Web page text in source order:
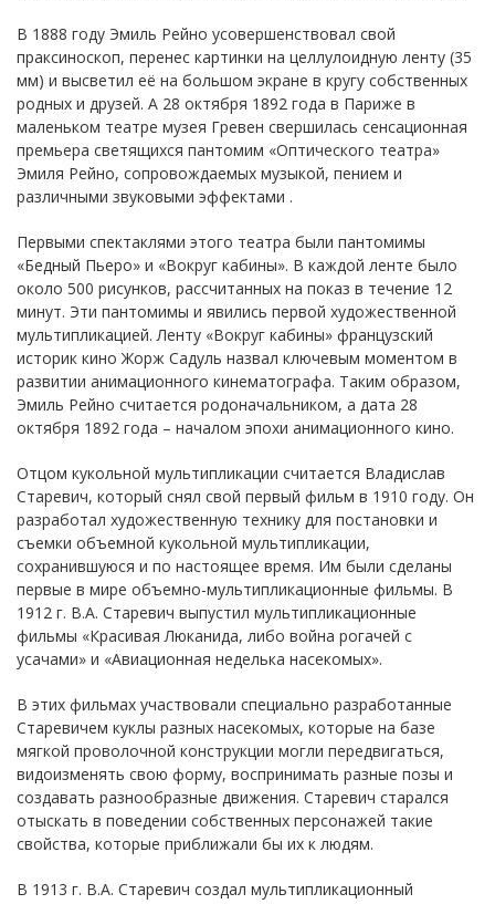
В 1888 году Эмиль Рейно усовершенствовал свой
праксиноскоп, перенес картинки на целлулоидную ленту (35
мм) и высветил её на большом экране в кругу собственных
родных и друзей. А 28 октября 1892 года в Париже в
маленьком театре музея Гревен свершилась сенсационная
премьера светящихся пантомим «Оптического театра»
Эмиля Рейно, сопровождаемых музыкой, пением и
различными звуковыми эффектами .
Первыми спектаклями этого театра были пантомимы
«Бедный Пьеро» и «Вокруг кабины». В каждой ленте было
около 500 рисунков, рассчитанных на показ в течение 12
минут. Эти пантомимы и явились первой художественной
мультипликацией. Ленту «Вокруг кабины» французский
историк кино Жорж Садуль назвал ключевым моментом в
развитии анимационного кинематографа. Таким образом,
Эмиль Рейно считается родоначальником, а дата 28
октября 1892 года – началом эпохи анимационного кино.
Отцом кукольной мультипликации считается Владислав
Старевич, который снял свой первый фильм в 1910 году. Он
разработал художественную технику для постановки и
съемки объемной кукольной мультипликации,
сохранившуюся и по настоящее время. Им были сделаны
первые в мире объемно-мультипликационные фильмы. В
1912 г. В.А. Старевич выпустил мультипликационные
фильмы «Красивая Люканида, либо война рогачей с
усачами» и «Авиационная неделька насекомых».
В этих фильмах участвовали специально разработанные
Старевичем куклы разных насекомых, которые на базе
мягкой проволочной конструкции могли передвигаться,
видоизменять свою форму, воспринимать разные позы и
создавать разнообразные движения. Старевич старался
отыскать в поведении собственных персонажей такие
свойства, которые приближали бы их к людям.
В 1913 г. В.А. Старевич создал мультипликационный